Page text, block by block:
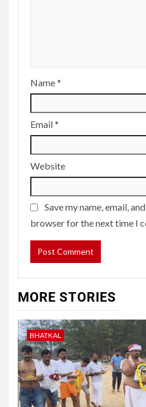
Name*
Email*
Website
Save my name, email,
browser for the next time I
MORE STORIES
BHATKAL